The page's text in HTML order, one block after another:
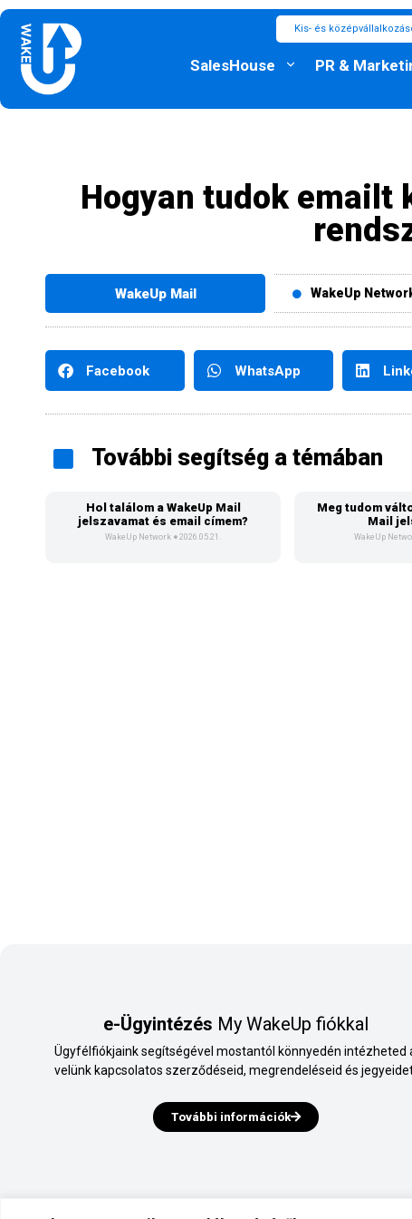
Kis- és
SalesHouse PR &
Hogyan tudok emailt
WakeUp Mail WakeUp
Facebook WhatsApp
További segítség a témában
Hol találom a WakeUp Mail
jelszavamat és email címem?
WakeUp Network 2026.05.21.
Meg tudom
Mail
WakeUp
e-Ügyintézés My WakeUp fiókkal
Ügyfélfiókjaink segítségével mostantól könnyedén intézheted
velünk kapcsolatos szerződéseid, megrendeléseid és
További információk